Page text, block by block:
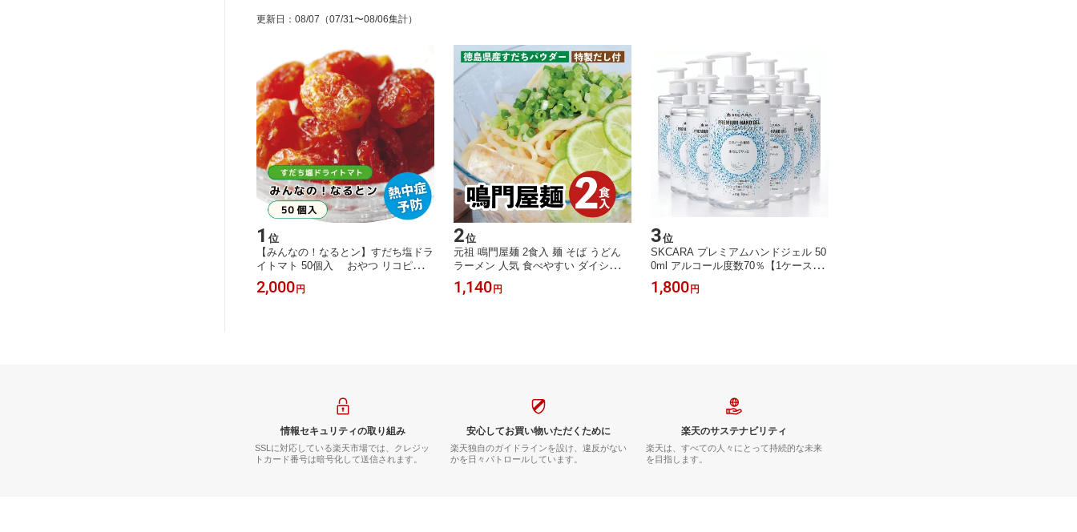
更新日 ： 08/07 （07/31〜08/06集計）
1 位
【みんなの！なるとン】すだち塩ドラ
イトマト 50個入 おやつ リコピン
保存用 トマト 栄養 ギフト ビタミン
セミドライトマト 高血圧 すだち塩 抗
2,000 円
2位
元祖 鳴門屋麺 2食入 麺 そば うどん
ラーメン 人気 食べやすい ダイシモチ
麦麺 夏バテ 糖質オフ 3個セット
1,140 円
3位
SKCARA プレミアムハンドジェル 50
0ml アルコール度数70％【1ケース10
本入】
1,800 円
情報セキュリティの取り組み
SSLに対応している楽天市場では、クレジッ
トカード番号は暗号化して送信されます。
安心してお買い物いただくために
楽天独自のガイドラインを設け、違反がない
かを日々パトロールしています。
楽天のサステナビリティ
楽天は、すべての人々にとって持続的な未来
を目指します。